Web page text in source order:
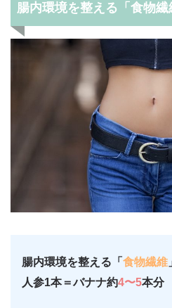
腸内環境を整える「食物繊
腸内環境を整える「 食物繊維
人参1本＝バナナ約4〜5本分